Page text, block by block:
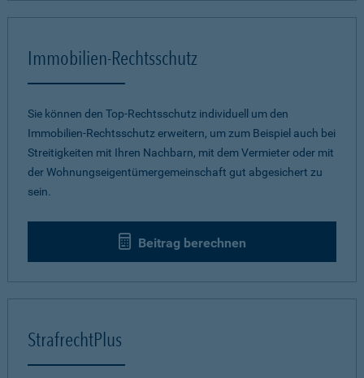
Immobilien-Rechtsschutz
Sie können den Top-Rechtsschutz individuell um den
Immobilien-Rechtsschutz erweitern, um zum Beispiel auch bei
Streitigkeiten mit Ihren Nachbarn, mit dem Vermieter oder mit
der Wohnungseigentümergemeinschaft gut abgesichert zu
sein.
Beitrag berechnen
StrafrechtPlus